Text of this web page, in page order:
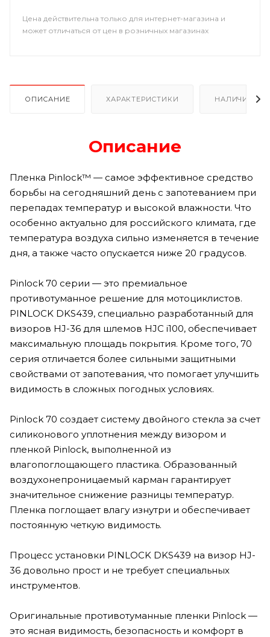
Цена действительна только для интернет-магазина и
может отличаться от цен в розничных магазинах
ОПИСАНИЕ ХАРАКТЕРИСТИКИ НАЛИЧИЕ В
Описание
Пленка Pinlock™ — самое эффективное средство
борьбы на сегодняшний день с запотеванием при
перепадах температур и высокой влажности. Что
особенно актуально для российского климата, где
температура воздуха сильно изменяется в течение
дня, а также часто опускается ниже 20 градусов.
Pinlock 70 серии — это премиальное
противотуманное решение для мотоциклистов.
PINLOCK DKS439, специально разработанный для
визоров HJ-36 для шлемов HJC i100, обеспечивает
максимальную площадь покрытия. Кроме того, 70
серия отличается более сильными защитными
свойствами от запотевания, что помогает улучшить
видимость в сложных погодных условиях.
Pinlock 70 создает систему двойного стекла за счет
силиконового уплотнения между визором и
пленкой Pinlock, выполненной из
влагопоглощающего пластика. Образованный
воздухонепроницаемый карман гарантирует
значительное снижение разницы температур.
Пленка поглощает влагу изнутри и обеспечивает
постоянную четкую видимость.
Процесс установки PINLOCK DKS439 на визор HJ-
36 довольно прост и не требует специальных
инструментов.
Оригинальные противотуманные пленки Pinlock —
это ясная видимость, безопасность и комфорт в